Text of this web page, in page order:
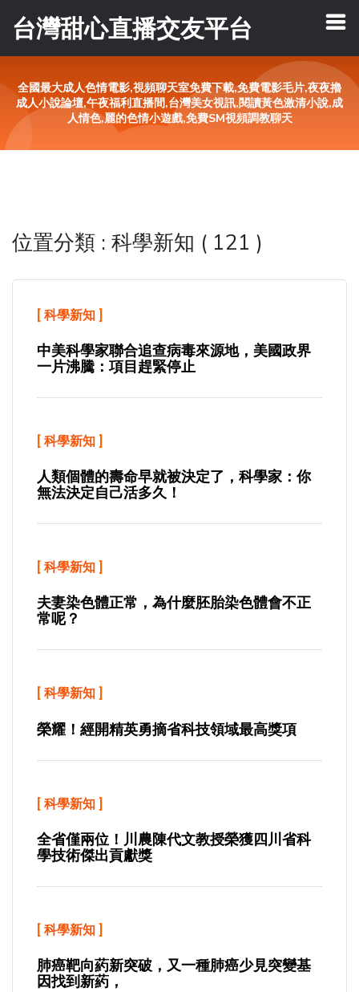
台灣甜心直播交友平台
全國最大成人色情電影,視頻聊天室免費下載,免費電影毛片,夜夜擼
成人小說論壇,午夜福利直播間,台灣美女視訊,閱讀黃色激清小說,成
人情色,麗的色情小遊戲,免費SM視頻調教聊天
位置分類 : 科學新知 ( 121 )
[ 科學新知 ]
中美科學家聯合追查病毒來源地，美國政界
一片沸騰：項目趕緊停止
[ 科學新知 ]
人類個體的壽命早就被決定了，科學家：你
無法決定自己活多久！
[ 科學新知 ]
夫妻染色體正常，為什麼胚胎染色體會不正
常呢？
[ 科學新知 ]
榮耀！經開精英勇摘省科技領域最高獎項
[ 科學新知 ]
全省僅兩位！川農陳代文教授榮獲四川省科
學技術傑出貢獻獎
[ 科學新知 ]
肺癌靶向葯新突破，又一種肺癌少見突變基
因找到新葯，